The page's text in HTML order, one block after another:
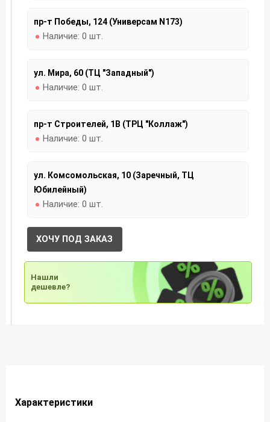
пр-т Победы, 124 (Универсам N173)
Наличие: 0 шт.
ул. Мира, 60 (ТЦ "Западный")
Наличие: 0 шт.
пр-т Строителей, 1В (ТРЦ "Коллаж")
Наличие: 0 шт.
ул. Комсомольская, 10 (Заречный, ТЦ
Юбилейный)
Наличие: 0 шт.
ХОЧУ ПОД ЗАКАЗ
Нашли
дешевле?
Характеристики